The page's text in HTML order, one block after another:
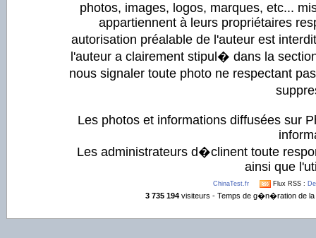
photos, images, logos, marques, etc...
appartiennent à leurs propriétaires
autorisation préalable de l'auteur est
l'auteur a clairement stipul� dans la
nous signaler toute photo ne respectant
Les photos et informations diffusées sur
Les administrateurs d�clinent toute
ainsi que
ChinaTest.fr Flux RSS :
3 735 194visiteurs - Temps de g�n�ration de